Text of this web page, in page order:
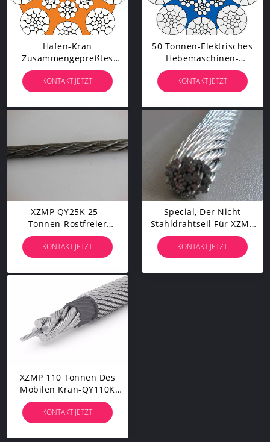
Hafen-Kran
Zusammengepreßtes
Galvanisiertes Drahtseil
GT8PZ 8 - Strang Inneres
Plastified
KONTAKT JETZT
50 Tonnen-Elektrisches
Hebemaschinen-
Edelstahl-Drahtseil-
Modell 8* K31WS + IWR
-25.5MM
KONTAKT JETZT
XZMP QY25K 25 -
Tonnen-Rostfreier
Drahtseil-Mobiler Kran-
Gesenkter Durchmesser
14mm
KONTAKT JETZT
Special, Der Nicht
Stahldrahtseil Für XZMP
110 Tonnen QY70K
Mobile Kran-Dreht
KONTAKT JETZT
XZMP 110 Tonnen Des
Mobilen Kran-QY110K
Edelstahl-Seil-Mit Langer
Lebenszeit
KONTAKT JETZT